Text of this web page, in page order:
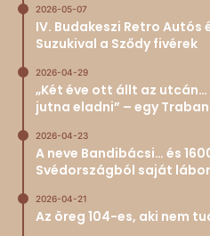
2026-05-07
IV. Budakeszi Retro
Suzukival a Sződy fivérek
2026-04-29
„Két éve ott állt az
jutna eladni” – egy
2026-04-23
A neve Bandibácsi… és
Svédországból saját
2026-04-21
Az öreg 104-es, aki nem